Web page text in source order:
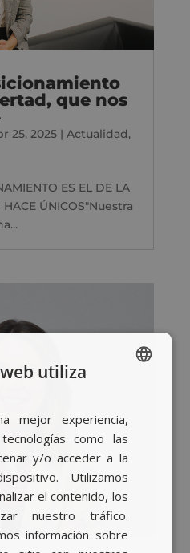
que nos
25, 2025| Actualidad,
ES EL DE LA
HACE ÚNICOS"Nuestra
BASQUE
ENGLISH
utiliza
mejor experiencia,
como las
y/o acceder a la
Utilizamos
el contenido, los
nuestro tráfico.
información sobre